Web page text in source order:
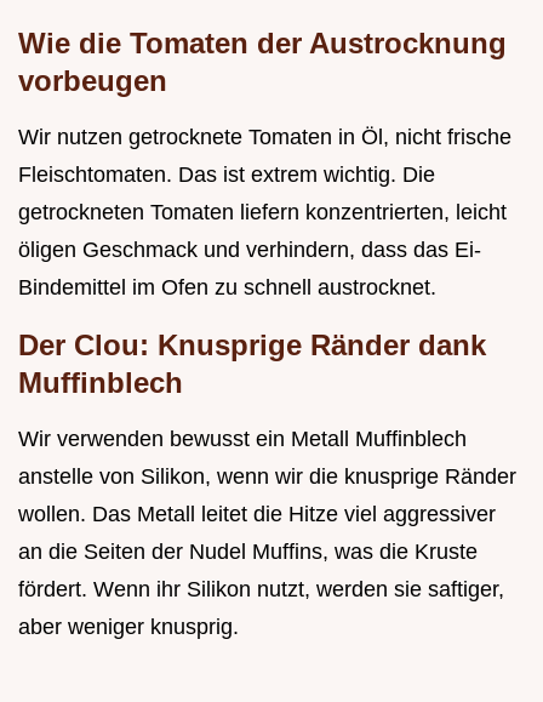
Wie die Tomaten der Austrocknung
vorbeugen
Wir nutzen getrocknete Tomaten in Öl, nicht frische
Fleischtomaten. Das ist extrem wichtig. Die
getrockneten Tomaten liefern konzentrierten, leicht
öligen Geschmack und verhindern, dass das Ei-
Bindemittel im Ofen zu schnell austrocknet.
Der Clou: Knusprige Ränder dank
Muffinblech
Wir verwenden bewusst ein Metall Muffinblech
anstelle von Silikon, wenn wir die knusprige Ränder
wollen. Das Metall leitet die Hitze viel aggressiver
an die Seiten der Nudel Muffins, was die Kruste
fördert. Wenn ihr Silikon nutzt, werden sie saftiger,
aber weniger knusprig.